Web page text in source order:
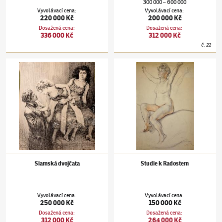
Vyvolávací cena:
220 000 Kč
Dosažená cena:
336 000 Kč
300 000–600 000
Vyvolávací cena:
200 000 Kč
Dosažená cena:
312 000 Kč
č.22
František Kupka(1871–1957)Siamská dvojčata
Siamská dvojčata
Vyvolávací cena:
250 000 Kč
Dosažená cena:
312 000 Kč
František Kupka(1871–1957)Studie k
Studie k Radostem
Vyvolávací cena:
150 000 Kč
Dosažená cena:
264 000 Kč